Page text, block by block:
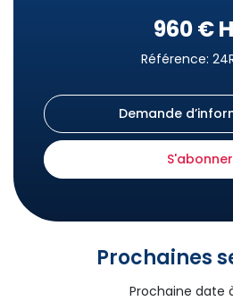
960 €
Référence:
Demande
S'abonner
Prochaines
Prochaine date